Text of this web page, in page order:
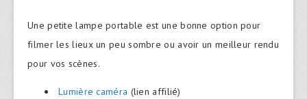
Une petite lampe portable est une bonne option pour
filmer les lieux un peu sombre ou avoir un meilleur rendu
pour vos scènes.
Lumière caméra (lien affilié)